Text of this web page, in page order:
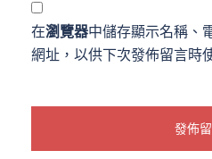
在瀏覽器中儲存顯示名稱、
網址，以供下次發佈留言時